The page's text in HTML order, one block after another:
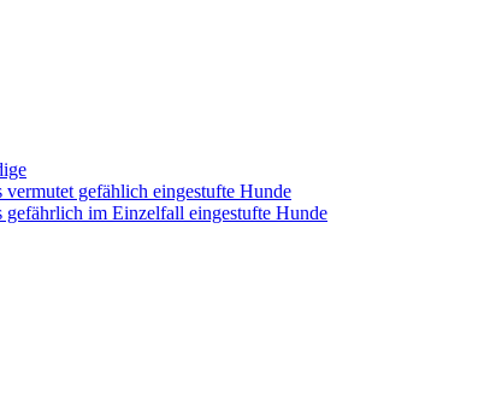
vermutet gefählich eingestufte Hunde
gefährlich im Einzelfall eingestufte Hunde